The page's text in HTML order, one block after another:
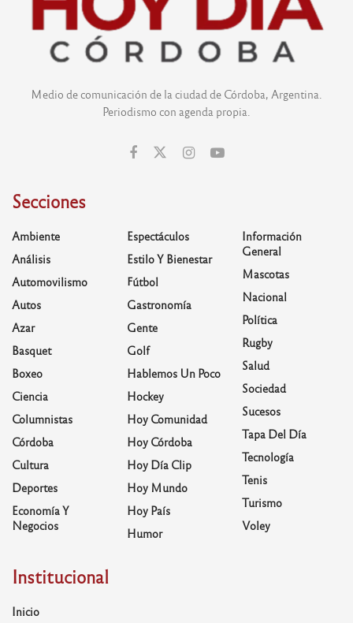
Medio de comunicación de la ciudad de Córdoba, Argentina.
Periodismo con agenda propia.
Secciones
Ambiente
Análisis
Automovilismo
Autos
Azar
Basquet
Boxeo
Ciencia
Columnistas
Córdoba
Cultura
Deportes
Economía Y
Negocios
Espectáculos
Estilo Y Bienestar
Fútbol
Gastronomía
Gente
Golf
Hablemos Un Poco
Hockey
Hoy Comunidad
Hoy Córdoba
Hoy Día Clip
Hoy Mundo
Hoy País
Humor
Información
General
Mascotas
Nacional
Política
Rugby
Salud
Sociedad
Sucesos
Tapa Del Día
Tecnología
Tenis
Turismo
Voley
Institucional
Inicio